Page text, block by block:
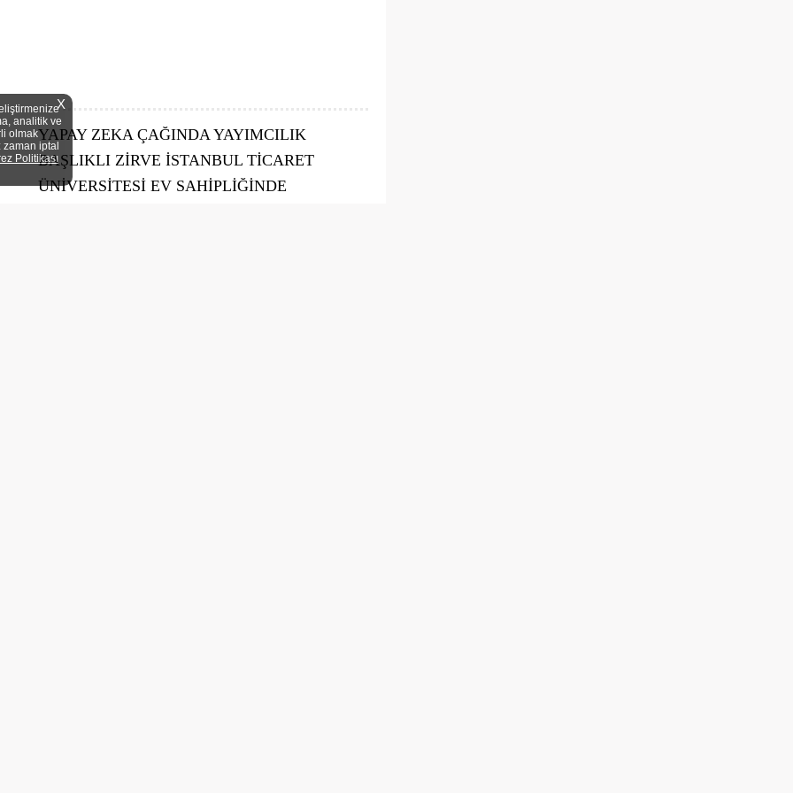
YAPAY ZEKA ÇAĞINDA YAYIMCILIK
BAŞLIKLI ZİRVE İSTANBUL TİCARET
ÜNİVERSİTESİ EV SAHİPLİĞİNDE
analitik ve
olmak
iptal
Politikası
X